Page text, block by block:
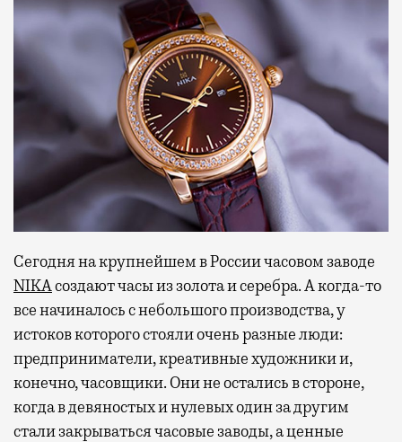
Сегодня на крупнейшем в России часовом заводе
NIKAсоздают часы из золота и серебра. А когда-то
все начиналось с небольшого производства, у
истоков которого стояли очень разные люди:
предприниматели, креативные художники и,
конечно, часовщики. Они не остались в стороне,
когда в девяностых и нулевых один за другим
стали закрываться часовые заводы, а ценные